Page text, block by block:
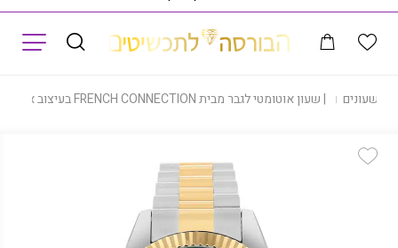
שעונים |שעון אוטומטי לגבר מבית FRENCH CONNECTION בעיצוב אלגנטי, דגם FCA12TM